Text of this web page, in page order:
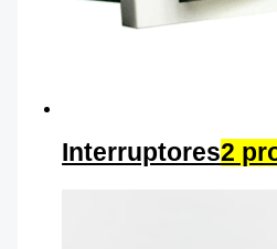
Interruptores2